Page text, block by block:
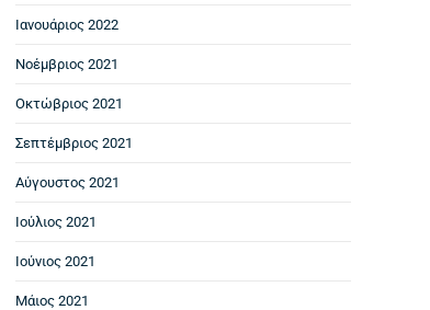
Ιανουάριος 2022
Νοέμβριος 2021
Οκτώβριος 2021
Σεπτέμβριος 2021
Αύγουστος 2021
Ιούλιος 2021
Ιούνιος 2021
Μάιος 2021